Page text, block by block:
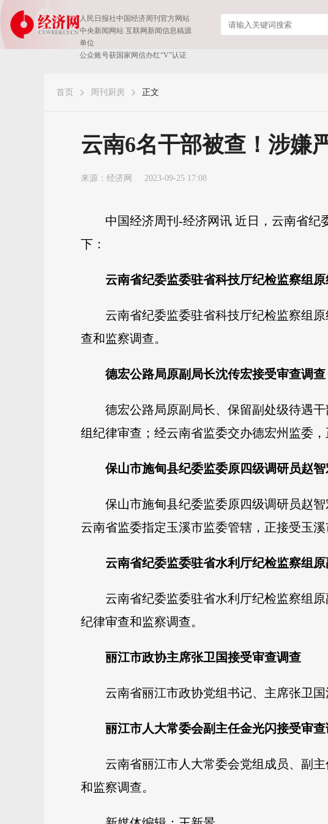
人民日报社中国经济周刊官方网站
中央新闻网站 互联网新闻信息稿源
单位
公众账号获国家网信办红“V”认证
首页 周刊厨房 正文
云南6名干部被查！涉嫌
来源： 经济网 2023-09-25 17:08
中国经济周刊-经济网讯 近日，云南省纪
下：
云南省纪委监委驻省科技厅纪检监察组
云南省纪委监委驻省科技厅纪检监察组
查和监察调查。
德宏公路局原副局长沈传宏接受审查调查
德宏公路局原副局长、保留副处级待遇
组纪律审查；经云南省监委交办德宏州监委，
保山市施甸县纪委监委原四级调研员赵
保山市施甸县纪委监委原四级调研员赵
云南省监委指定玉溪市监委管辖，正接受玉溪
云南省纪委监委驻省水利厅纪检监察组
云南省纪委监委驻省水利厅纪检监察组
纪律审查和监察调查。
丽江市政协主席张卫国接受审查调查
云南省丽江市政协党组书记、主席张卫
丽江市人大常委会副主任金光闪接受审
云南省丽江市人大常委会党组成员、副
和监察调查。